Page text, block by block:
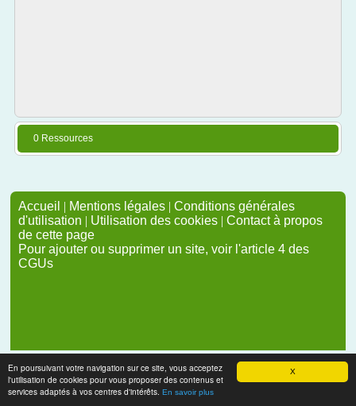
X
En poursuivant votre navigation sur ce site, vous acceptez
l'utilisation de cookies pour vous proposer des contenus et
services adaptés à vos centres d'intérêts. En savoir plus
0 Ressources
Accueil | Mentions légales | Conditions générales
d'utilisation | Utilisation des cookies | Contact à propos
de cette page
Pour ajouter ou supprimer un site, voir l'article 4 des
CGUs